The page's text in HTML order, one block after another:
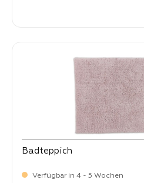
Badteppich
Verfügbar in 4 - 5 Wochen